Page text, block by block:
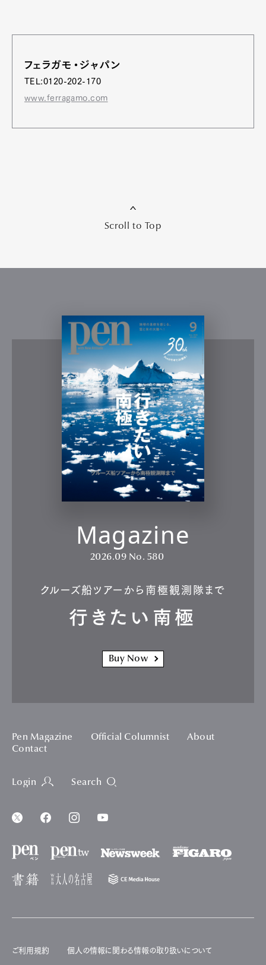
フェラガモ・ジャパン
TEL:0120-202-170
www.ferragamo.com
Scroll to Top
Magazine
2026.09 No. 580
クルーズ船ツアーから南極観測隊まで
行きたい南極
Buy Now
Pen Magazine Official Columnist
About
Contact
Login Search
ご利用規約 個人の情報に関わる情報の取り扱いについて